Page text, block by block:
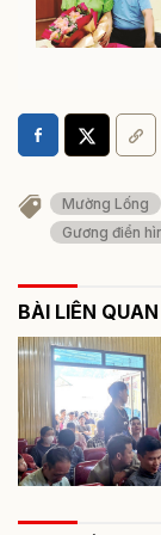
Mường Lống
Gương điển
BÀI LIÊN QUAN